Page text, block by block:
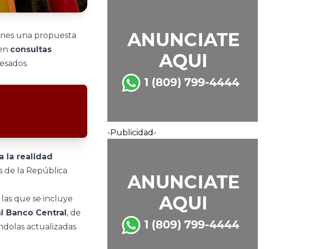
una propuesta
consultas
la realidad
de la República
que se incluye
Banco Central, de
actualizadas
-Publicidad-